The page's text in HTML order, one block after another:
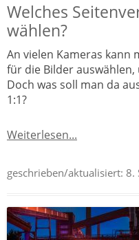
Welches
wählen?
An vielen Kameras kann
für die Bilder auswählen,
Doch was soll man da
1:1?
Weiterlesen...
geschrieben/aktualisiert: 8.